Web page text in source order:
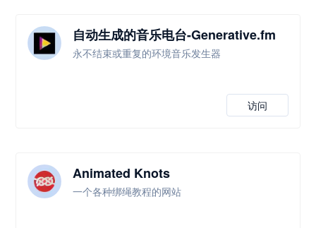
自动生成的音乐电台-Generative.fm
永不结束或重复的环境音乐发生器
访问
Animated Knots
一个各种绑绳教程的网站